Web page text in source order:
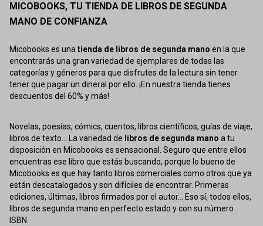
MICOBOOKS, TU TIENDA DE LIBROS DE SEGUNDA
MANO DE CONFIANZA
Micobooks es unatienda de libros de segunda mano en la que
encontrarás una gran variedad de ejemplares de todas las
categorías y géneros para que disfrutes de la lectura sin tener
tener que pagar un dineral por ello. ¡En nuestra tienda tienes
descuentos del 60% y más!
Novelas, poesías, cómics, cuentos, libros científicos, guías de viaje,
libros de texto... La variedad de libros de segunda mano a tu
disposición en Micobooks es sensacional. Seguro que entre ellos
encuentras ese libro que estás buscando, porque lo bueno de
Micobooks es que hay tanto libros comerciales como otros que ya
están descatalogados y son difíciles de encontrar. Primeras
ediciones, últimas, libros firmados por el autor... Eso sí, todos ellos,
libros de segunda mano en perfecto estado y con su número
ISBN.